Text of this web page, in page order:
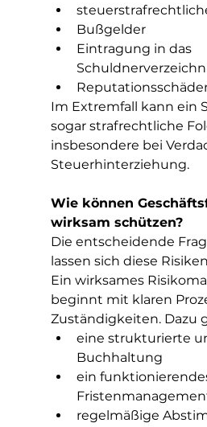
Bußgelder
Eintragung in das
Im Extremfall kann ein
sogar strafrechtliche
insbesondere bei
Steuerhinterziehung.
Wie können
wirksam schützen?
Die entscheidende
lassen sich diese
Ein wirksames
beginnt mit klaren
Zuständigkeiten. Dazu
eine strukturierte
Buchhaltung
ein
regelmäßige